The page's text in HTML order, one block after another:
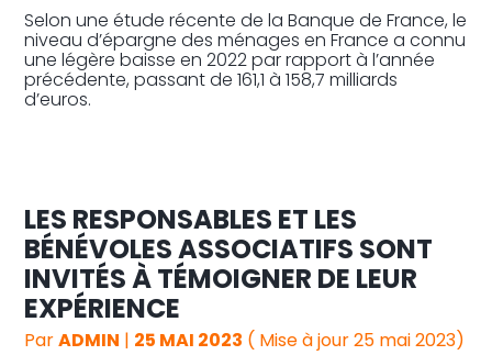
Selon une étude récente de la Banque de France, le
niveau d’épargne des ménages en France a connu
une légère baisse en 2022 par rapport à l’année
précédente, passant de 161,1 à 158,7 milliards
d’euros.
LES RESPONSABLES ET LES
BÉNÉVOLES ASSOCIATIFS SONT
INVITÉS À TÉMOIGNER DE LEUR
EXPÉRIENCE
ParADMIN | 25 MAI 2023 ( Mise à jour 25 mai 2023)